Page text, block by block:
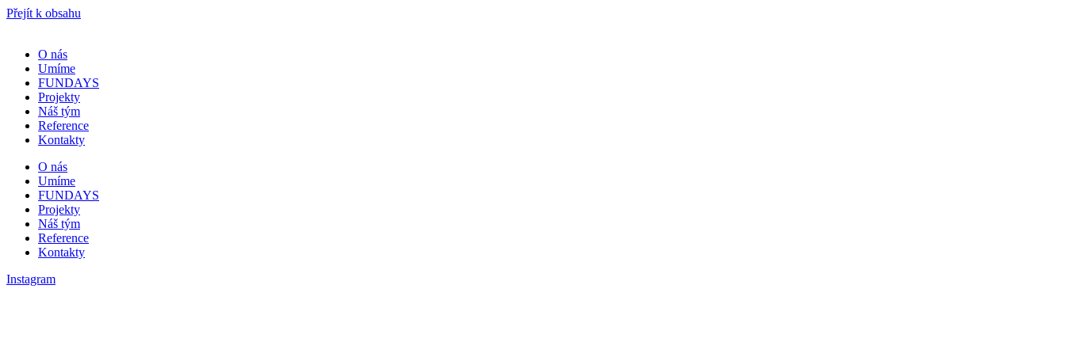
Přejít k obsahu
O nás
Umíme
FUNDAYS
Projekty
Náš tým
Reference
Kontakty
O nás
Umíme
FUNDAYS
Projekty
Náš tým
Reference
Kontakty
Instagram